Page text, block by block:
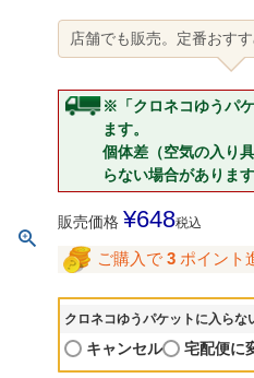
店舗でも販売。定番おす
※「クロネコゆうパ
ます。
個体差（空気の入り
らない場合があります
販売価格 ¥648税込
ご購入で 3 ポイント
クロネコゆうパケットに入らな
キャンセル 宅配便に